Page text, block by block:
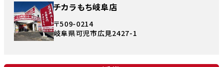
チカラもち岐阜店
〒509-0214
岐阜県可児市広見2427-1